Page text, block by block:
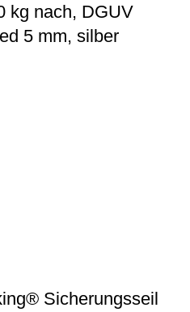
kg nach, DGUV
5 mm, silber
Sicherungsseil